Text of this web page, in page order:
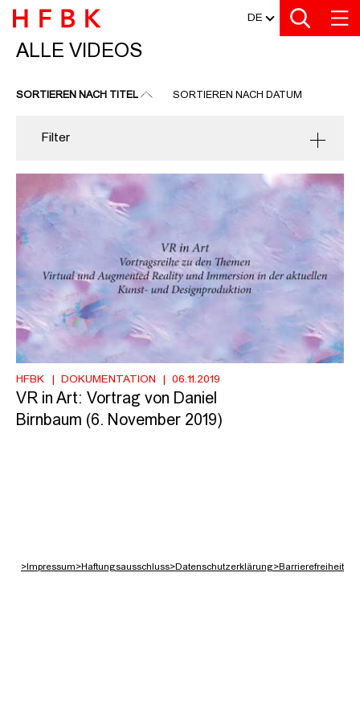
Zu den Filtern
Zur Metanavigation
Zur Hauptnavigation
Zur Suche
Zum Inhalt
Zum Seitenfuss DE
ALLE VIDEOS
ALLE VIDEOS
SORTIEREN NACH TITEL SORTIEREN NACH DATUM
Filter
HFBK DOKUMENTATION 06.11.2019
VR in Art: Vortrag von Daniel
Birnbaum (6. November 2019)
> Impressum>Haftungsausschluss>Datenschutzerklärung>Barrierefreiheit